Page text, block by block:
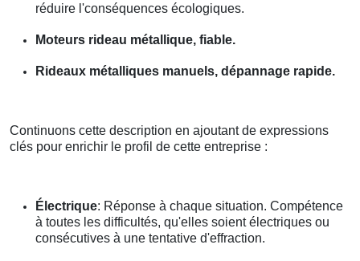
réduire l'conséquences écologiques.
Moteurs rideau métallique, fiable.
Rideaux métalliques manuels, dépannage rapide.
Continuons cette description en ajoutant de expressions
clés pour enrichir le profil de cette entreprise :
Électrique: Réponse à chaque situation. Compétence
à toutes les difficultés, qu'elles soient électriques ou
consécutives à une tentative d'effraction.